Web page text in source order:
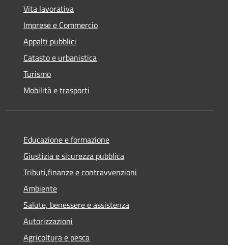
Vita lavorativa
Imprese e Commercio
Appalti pubblici
Catasto e urbanistica
Turismo
Mobilità e trasporti
Educazione e formazione
Giustizia e sicurezza pubblica
Tributi,finanze e contravvenzioni
Ambiente
Salute, benessere e assistenza
Autorizzazioni
Agricoltura e pesca